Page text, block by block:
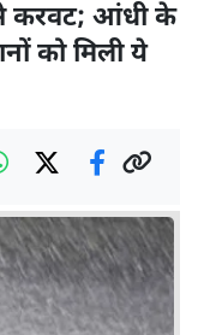
करवट; आंधी के
को मिली ये